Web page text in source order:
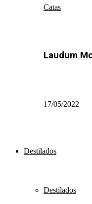
Catas
Laudum
17/05/2022
Destilados
Destilados